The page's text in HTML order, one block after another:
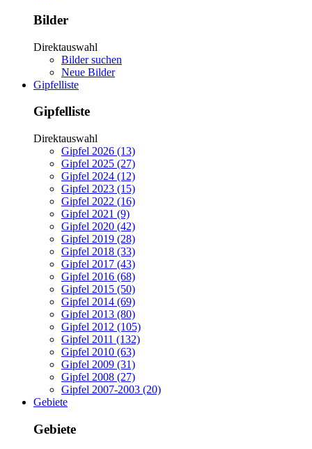
Bilder
Direktauswahl
Bilder suchen
Neue Bilder
Gipfelliste
Gipfelliste
Direktauswahl
Gipfel 2026 (13)
Gipfel 2025 (27)
Gipfel 2024 (12)
Gipfel 2023 (15)
Gipfel 2022 (16)
Gipfel 2021 (9)
Gipfel 2020 (42)
Gipfel 2019 (28)
Gipfel 2018 (33)
Gipfel 2017 (43)
Gipfel 2016 (68)
Gipfel 2015 (50)
Gipfel 2014 (69)
Gipfel 2013 (80)
Gipfel 2012 (105)
Gipfel 2011 (132)
Gipfel 2010 (63)
Gipfel 2009 (31)
Gipfel 2008 (27)
Gipfel 2007-2003 (20)
Gebiete
Gebiete